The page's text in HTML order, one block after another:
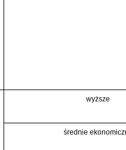
wyższe
średnie